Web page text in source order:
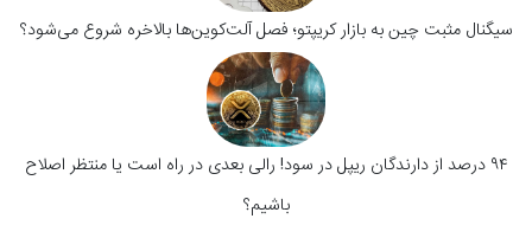
سیگنال‌ مثبت چین به بازار کریپتو؛ فصل آلت‌کوین‌ها بالاخره شروع می‌شود؟
۹۴ درصد از دارندگان ریپل در سود! رالی بعدی در راه است یا منتظر اصلاح
باشیم؟